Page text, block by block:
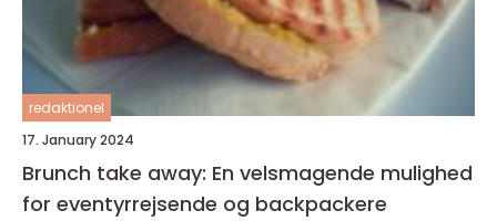
redaktionel
17. January 2024
Brunch take away: En velsmagende mulighed
for eventyrrejsende og backpackere